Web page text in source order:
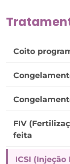
Coito
FIV
feita
ICSI